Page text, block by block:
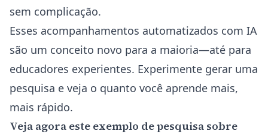
sem complicação.
Esses acompanhamentos automatizados com IA
são um conceito novo para a maioria—até para
educadores experientes. Experimente gerar uma
pesquisa e veja o quanto você aprende mais,
mais rápido.
Veja agora este exemplo de pesquisa sobre